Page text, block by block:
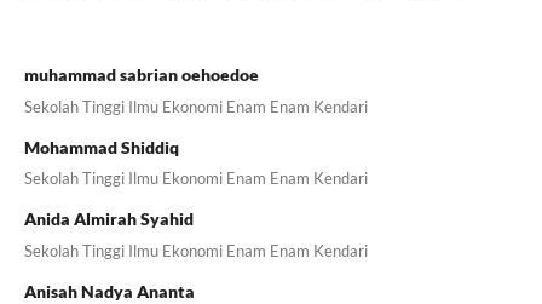
muhammad sabrian oehoedoe
Sekolah Tinggi Ilmu Ekonomi Enam Enam Kendari
Mohammad Shiddiq
Sekolah Tinggi Ilmu Ekonomi Enam Enam Kendari
Anida Almirah Syahid
Sekolah Tinggi Ilmu Ekonomi Enam Enam Kendari
Anisah Nadya Ananta